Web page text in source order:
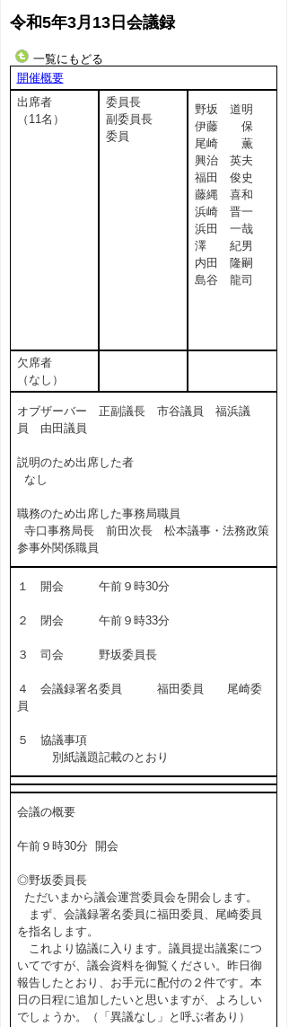
令和5年3月13日会議録
一覧にもどる
開催概要
出席者
（11名）
委員長
副委員長
委員
野坂 道明
伊藤 保
尾崎 薫
興治 英夫
福田 俊史
藤縄 喜和
浜崎 晋一
浜田 一哉
澤 紀男
内田 隆嗣
島谷 龍司
欠席者
（なし）
オブザーバー 正副議長 市谷議員 福浜議
員 由田議員
説明のため出席した者
なし
職務のため出席した事務局職員
寺口事務局長 前田次長 松本議事・法務政策
参事外関係職員
１ 開会 午前９時30分
２ 閉会 午前９時33分
３ 司会 野坂委員長
４ 会議録署名委員 福田委員 尾崎委
員
５ 協議事項
別紙議題記載のとおり
会議の概要
午前９時30分 開会
◎野坂委員長
ただいまから議会運営委員会を開会します。
まず、会議録署名委員に福田委員、尾崎委員
を指名します。
これより協議に入ります。議員提出議案につ
いてですが、議会資料を御覧ください。昨日御
報告したとおり、お手元に配付の２件です。本
日の日程に追加したいと思いますが、よろしい
でしょうか。（「異議なし」と呼ぶ者あり）